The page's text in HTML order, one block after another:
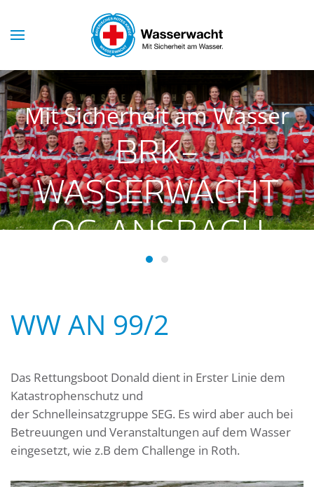
Skip to main content
Mit Sicherheit am Wasser
BRK-
WASSERWACHT
OG ANSBACH
BRK-Wasserwacht OG
WW AN 99/2
Das Rettungsboot Donald dient in Erster Linie dem
Katastrophenschutz und
der Schnelleinsatzgruppe SEG. Es wird aber auch bei
Betreuungen und Veranstaltungen auf dem Wasser
eingesetzt, wie z.B dem Challenge in Roth.